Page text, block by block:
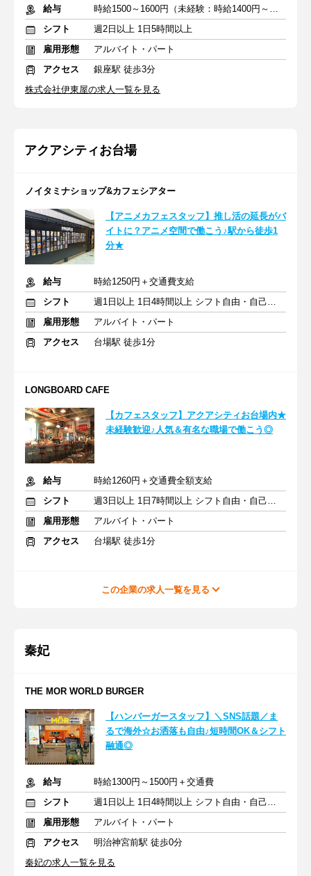
給与
時給1500～1600円（未経験：時給1400円～）＋交通費
シフト
週2日以上 1日5時間以上
雇用形態
アルバイト・パート
アクセス
銀座駅 徒歩3分
株式会社伊東屋の求人一覧を見る
アクアシティお台場
ノイタミナショップ&カフェシアター
【アニメカフェスタッフ】推し活の延長がバ
イトに？アニメ空間で働こう♪駅から徒歩1
分★
給与
時給1250円＋交通費支給
シフト
週1日以上 1日4時間以上 シフト自由・自己申告
雇用形態
アルバイト・パート
アクセス
台場駅 徒歩1分
LONGBOARD CAFE
【カフェスタッフ】アクアシティお台場内★
未経験歓迎♪人気＆有名な職場で働こう◎
給与
時給1260円＋交通費全額支給
シフト
週3日以上 1日7時間以上 シフト自由・自己申告
雇用形態
アルバイト・パート
アクセス
台場駅 徒歩1分
この企業の求人一覧を見る
秦妃
THE MOR WORLD BURGER
【ハンバーガースタッフ】＼SNS話題／ま
るで海外☆お洒落も自由♪短時間OK＆シフト
融通◎
給与
時給1300円～1500円＋交通費
シフト
週1日以上 1日4時間以上 シフト自由・自己申告
雇用形態
アルバイト・パート
アクセス
明治神宮前駅 徒歩0分
秦妃の求人一覧を見る